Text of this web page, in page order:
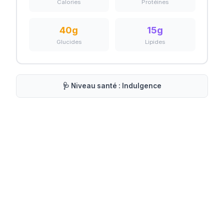
Calories Protéines
40g
Glucides
15g
Lipides
🩺 Niveau santé : Indulgence